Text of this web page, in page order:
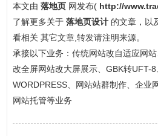
本文由 落地页 网发布( http://
了解更多关于 落地页设计 的文章，以
看相关 其它文章,转发请注明来源。
承接以下业务：传统网站改自适应网
改全屏网站改大屏展示、GBK转UFT-
WORDPRESS、网站站群制作、企业
网站托管等业务